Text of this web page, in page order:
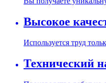
Высокое
Используется труд
Технический